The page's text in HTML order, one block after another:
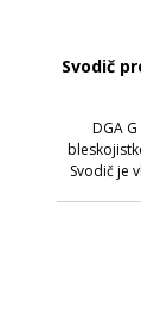
Svodič
DGA
Svodič je